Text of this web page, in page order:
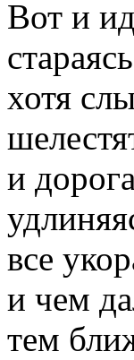
Вот и
хотя
и
все
и чем
тем